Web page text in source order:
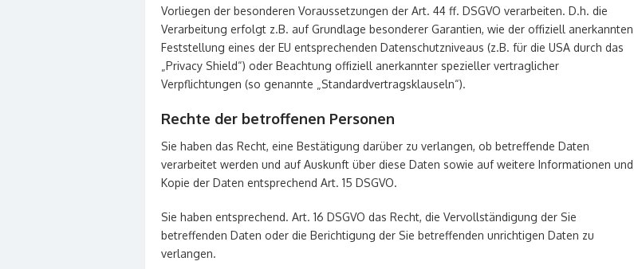
Vorliegen der besonderen Voraussetzungen der Art. 44 ff. DSGVO verarbeiten. D.h. die
Verarbeitung erfolgt z.B. auf Grundlage besonderer Garantien, wie der offiziell anerkannten
Feststellung eines der EU entsprechenden Datenschutzniveaus (z.B. für die USA durch das
„Privacy Shield“) oder Beachtung offiziell anerkannter spezieller vertraglicher
Verpflichtungen (so genannte „Standardvertragsklauseln“).
Rechte der betroffenen Personen
Sie haben das Recht, eine Bestätigung darüber zu verlangen, ob betreffende Daten
verarbeitet werden und auf Auskunft über diese Daten sowie auf weitere Informationen und
Kopie der Daten entsprechend Art. 15 DSGVO.
Sie haben entsprechend. Art. 16 DSGVO das Recht, die Vervollständigung der Sie
betreffenden Daten oder die Berichtigung der Sie betreffenden unrichtigen Daten zu
verlangen.